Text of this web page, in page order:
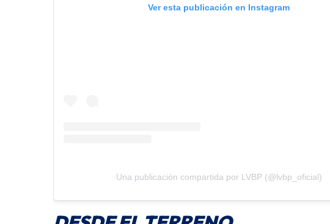
Ver esta publicación en Instagram
Una publicación compartida por LVBP (@lvbp_oficial)